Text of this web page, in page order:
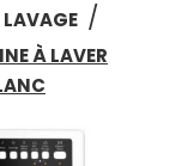
LAVAGE
À LAVER